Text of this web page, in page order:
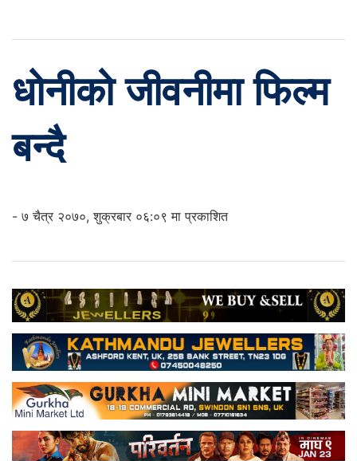
धोनीको जीवनीमा फिल्म
बन्दै
- ७ चैत्र २०७०, शुक्रबार ०६:०९ मा प्रकाशित